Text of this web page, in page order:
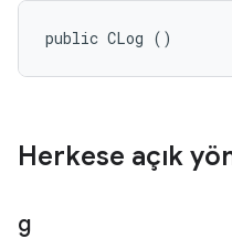
public CLog ()
Herkese açık
g